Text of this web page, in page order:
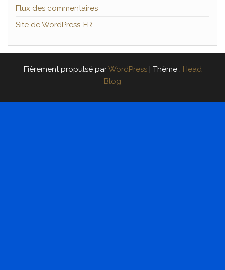
Flux des commentaires
Site de WordPress-FR
Fièrement propulsé parWordPress | Thème : Head
Blog